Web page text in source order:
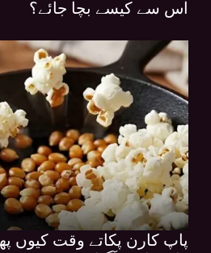
اس سے کیسے بچا جائے؟
پاپ کارن پکاتے وقت کیوں